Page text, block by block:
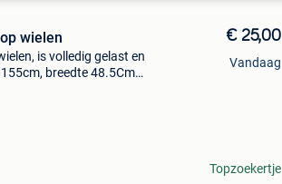
wielen
is volledig gelast en
breedte 48.5Cm
€ 25,00
Vandaag
Topzoekertje